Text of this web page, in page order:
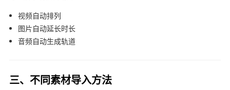
视频自动排列
图片自动延长时长
音频自动生成轨道
三、不同素材导入方法